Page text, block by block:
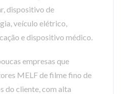
dispositivo de
veículo elétrico,
e dispositivo médico.
empresas que
MELF de filme fino de
do cliente, com alta